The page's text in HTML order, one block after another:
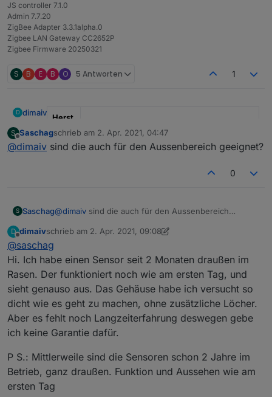
JS controller 7.1.0
Admin 7.7.20
ZigBee Adapter 3.3.1alpha.0
Zigbee LAN Gateway CC2652P
Zigbee Firmware 20250321
S B E B O 5 Antworten 1
D dimaiv
Herst
eller
"Ich"
Mode
"Modkam"
*Prei
s pro
Stück
Chat Nachricht oder Telegramm:
Versa
nd
"in DE inklusive"
------
-----
hreib
(kein Helligkeit, kein Temperaturmessung "
Es gibt 2 Varianten:
S
Offline
Saschagschrieb am 2. Apr. 2021, 04:47
zuletzt editiert von
@dimaiv sind die auch für den Aussenbereich geeignet?
0
S Saschag@dimaiv sind die auch für den Aussenbereich
D
Offline
dimaivschrieb am 2. Apr. 2021, 09:08
zuletzt editiert von dimaiv
@saschag
Hi. Ich habe einen Sensor seit 2 Monaten draußen im
Rasen. Der funktioniert noch wie am ersten Tag, und
sieht genauso aus. Das Gehäuse habe ich versucht so
dicht wie es geht zu machen, ohne zusätzliche Löcher.
Aber es fehlt noch Langzeiterfahrung deswegen gebe
ich keine Garantie dafür.
P S.: Mittlerweile sind die Sensoren schon 2 Jahre im
Betrieb, ganz draußen. Funktion und Aussehen wie am
ersten Tag